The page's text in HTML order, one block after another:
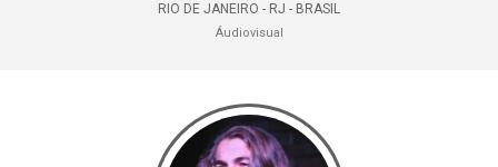
RIO DE JANEIRO - RJ - BRASIL
Áudiovisual